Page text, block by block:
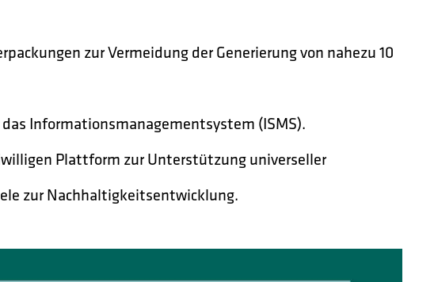
zur Vermeidung der Generierung von nahezu 10
Informationsmanagementsystem (ISMS).
Plattform zur Unterstützung universeller
zur Nachhaltigkeitsentwicklung.